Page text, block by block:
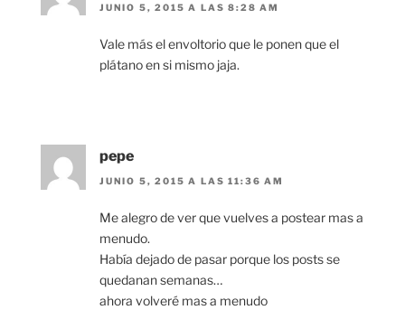
JUNIO 5, 2015 A LAS 8:28 AM
Vale más el envoltorio que le ponen que el
plátano en si mismo jaja.
pepe
JUNIO 5, 2015 A LAS 11:36 AM
Me alegro de ver que vuelves a postear mas a
menudo.
Había dejado de pasar porque los posts se
quedanan semanas…
ahora volveré mas a menudo